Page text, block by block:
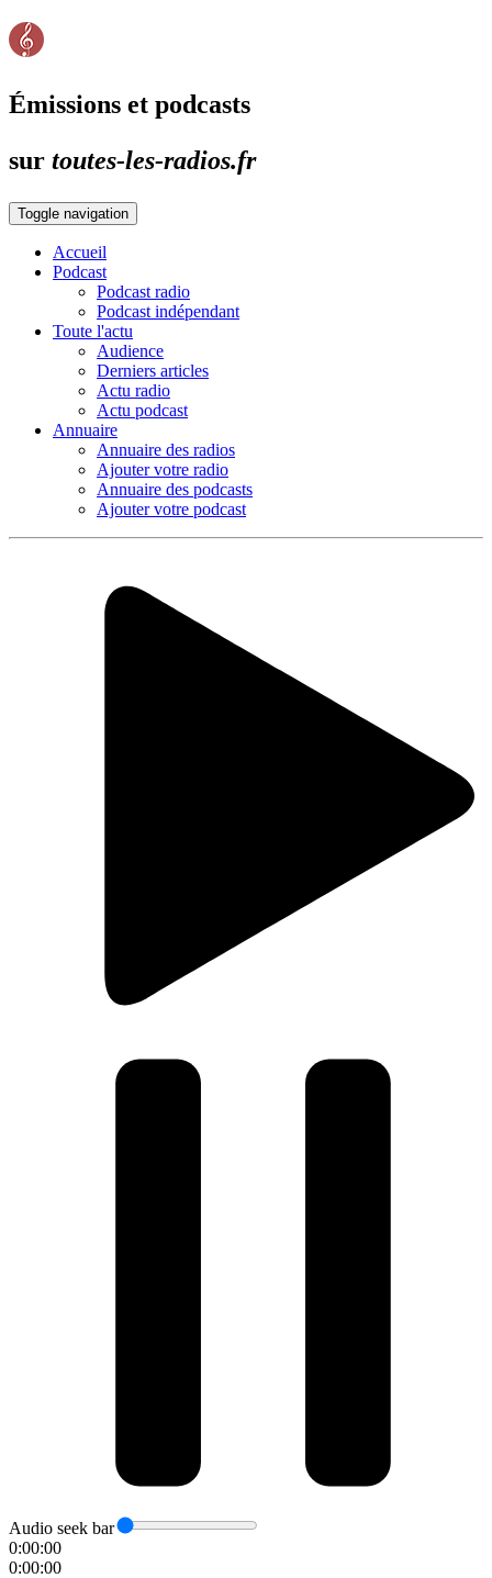
Émissions et podcasts
sur toutes-les-radios.fr
Toggle navigation
Accueil
Podcast
Podcast radio
Podcast indépendant
Toute l'actu
Audience
Derniers articles
Actu radio
Actu podcast
Annuaire
Annuaire des radios
Ajouter votre radio
Annuaire des podcasts
Ajouter votre podcast
Audio seek bar
0:00:00
0:00:00